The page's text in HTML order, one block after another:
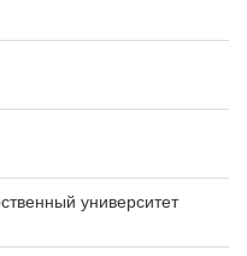
университет